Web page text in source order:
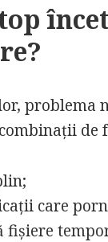
problema
de
care
fișiere